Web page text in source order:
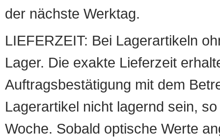
der nächste Werktag.
LIEFERZEIT: Bei Lagerartikeln
Lager. Die exakte Lieferzeit
Auftragsbestätigung mit dem
Lagerartikel nicht lagernd sein,
Woche. Sobald optische Werte